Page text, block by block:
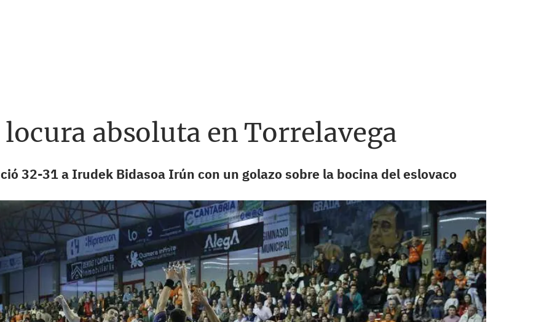
absoluta en Torrelavega
32-31 a Irudek Bidasoa Irún con un golazo sobre la bocina del eslovaco